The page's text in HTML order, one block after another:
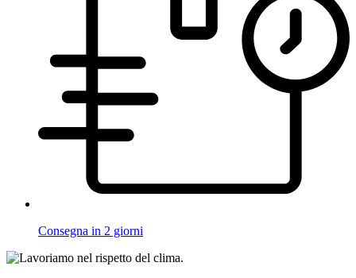
Consegna in 2 giorni